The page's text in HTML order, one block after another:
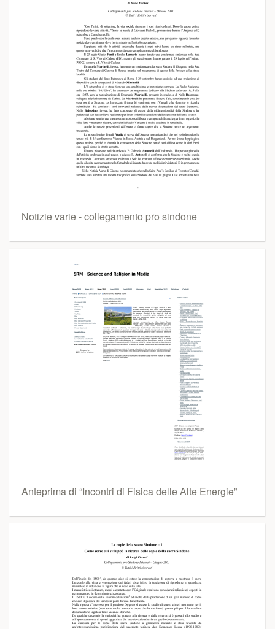
Notizie varie - collegamento pro sindone
Anteprima di “Incontri di Fisica delle Alte Energie”